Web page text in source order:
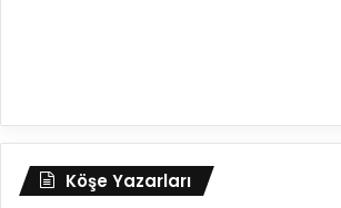
Köşe Yazarları